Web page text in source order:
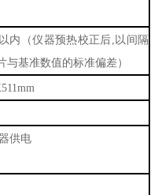
内（仪器预热校正后 以间隔
与基准数值的标准偏差）
供电